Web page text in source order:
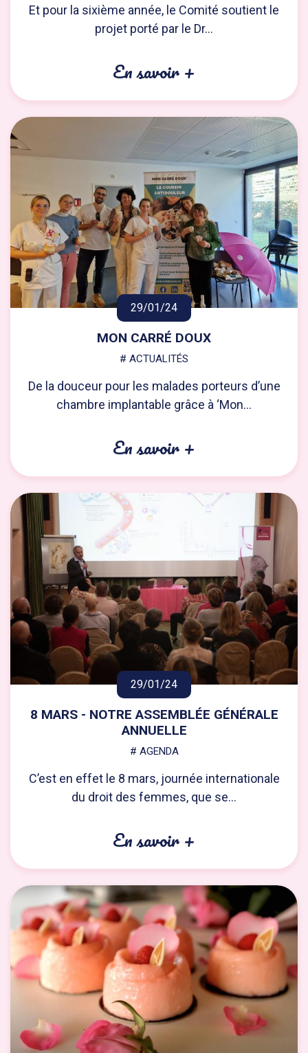
Et pour la sixième année, le Comité soutient le
projet porté par le Dr...
En savoir +
29/01/24
MON CARRÉ DOUX
# ACTUALITÉS
De la douceur pour les malades porteurs d’une
chambre implantable grâce à ‘Mon...
En savoir +
29/01/24
8 MARS - NOTRE ASSEMBLÉE GÉNÉRALE
ANNUELLE
# AGENDA
C’est en effet le 8 mars, journée internationale
du droit des femmes, que se...
En savoir +